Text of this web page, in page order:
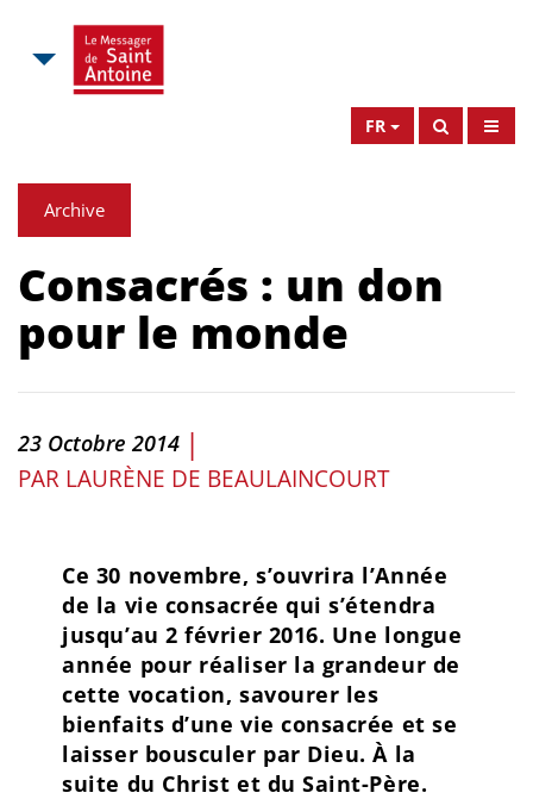
FR
Archive
Consacrés : un don
pour le monde
23 Octobre 2014 |
PAR LAURÈNE DE BEAULAINCOURT
Ce 30 novembre, s’ouvrira l’Année
de la vie consacrée qui s’étendra
jusqu’au 2 février 2016. Une longue
année pour réaliser la grandeur de
cette vocation, savourer les
bienfaits d’une vie consacrée et se
laisser bousculer par Dieu. À la
suite du Christ et du Saint-Père.